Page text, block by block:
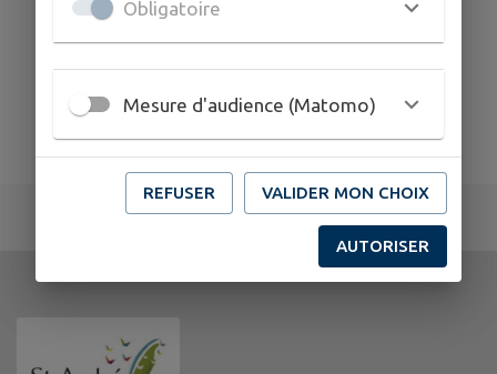
Obligatoire
Mesure d'audience (Matomo)
REFUSER VALIDER MON CHOIX
AUTORISER